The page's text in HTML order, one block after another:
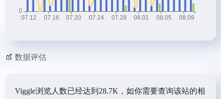
数据评估
Viggle浏览人数已经达到28.7K，如你需要查询该站的相